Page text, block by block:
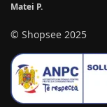
Matei P.
© Shopsee 2025